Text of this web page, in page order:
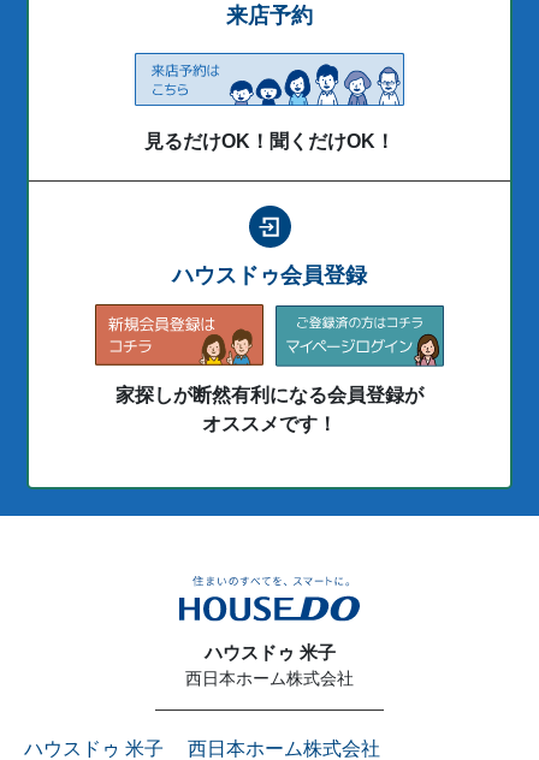
来店予約
見るだけOK！聞くだけOK！
ハウスドゥ会員登録
家探しが断然有利になる会員登録が
オススメです！
ハウスドゥ 米子
西日本ホーム株式会社
ハウスドゥ 米子 西日本ホーム株式会社